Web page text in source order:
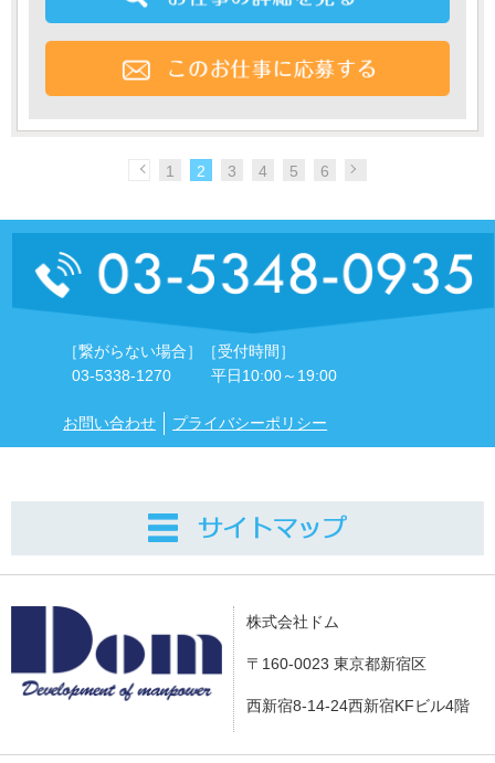
1 2 3 4 5 6
［繋がらない場合］
03-5338-1270
［受付時間］
平日10:00～19:00
お問い合わせ プライバシーポリシー
株式会社ドム
〒160-0023 東京都新宿区
西新宿8-14-24西新宿KFビル4階